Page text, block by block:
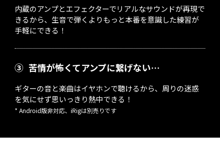
内蔵のアンプとエフェクターでリアルなサウンドが再現で
きるから、生音で弾くよりもっと本番を意識した練習が
手軽にできる！
③ 苦情が怖くてアンプに繋げない…
ギターの音と楽曲はイヤホンで聴けるから、周りの迷惑
を気にせず思いっきり熱中できる！
* Android版非対応、iRigは別売りです